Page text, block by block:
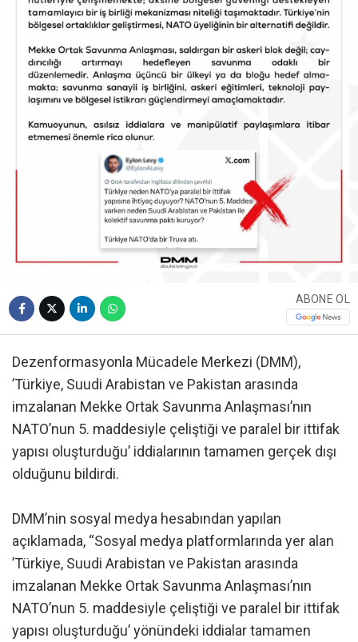
ABONE OL
Dezenformasyonla Mücadele Merkezi (DMM),
’Türkiye, Suudi Arabistan ve Pakistan arasında
imzalanan Mekke Ortak Savunma Anlaşması’nın
NATO’nun 5. maddesiyle çeliştiği ve paralel bir ittifak
yapısı oluşturduğu’ iddialarının tamamen gerçek dışı
olduğunu bildirdi.
DMM’nin sosyal medya hesabından yapılan
açıklamada, “Sosyal medya platformlarında yer alan
’Türkiye, Suudi Arabistan ve Pakistan arasında
imzalanan Mekke Ortak Savunma Anlaşması’nın
NATO’nun 5. maddesiyle çeliştiği ve paralel bir ittifak
yapısı oluşturduğu’ yönündeki iddialar tamamen